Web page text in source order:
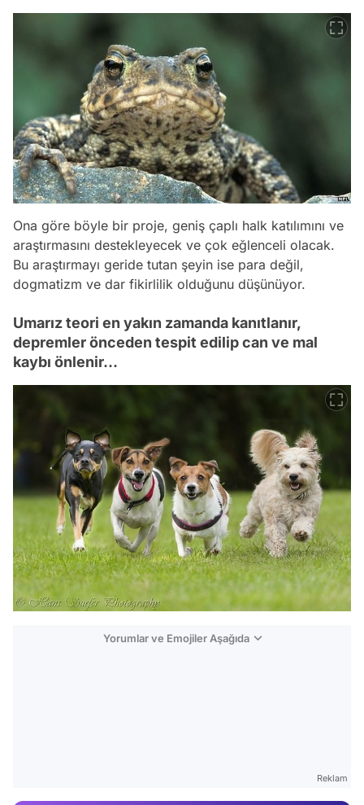
Ona göre böyle bir proje, geniş çaplı halk katılımını ve
araştırmasını destekleyecek ve çok eğlenceli olacak.
Bu araştırmayı geride tutan şeyin ise para değil,
dogmatizm ve dar fikirlilik olduğunu düşünüyor.
Umarız teori en yakın zamanda kanıtlanır,
depremler önceden tespit edilip can ve mal
kaybı önlenir...
Yorumlar ve Emojiler Aşağıda
Reklam